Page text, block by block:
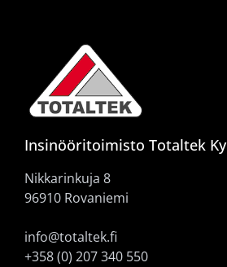
Insinööritoimisto Totaltek Ky
Nikkarinkuja 8
96910 Rovaniemi
info@totaltek.fi
+358 (0) 207 340 550